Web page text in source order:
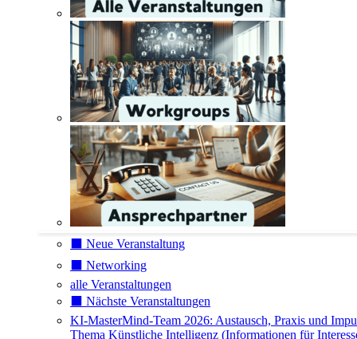
⬛️ Neue Veranstaltung
⬛️ Networking
alle Veranstaltungen
⬛️ Nächste Veranstaltungen
KI-MasterMind-Team 2026: Austausch, Praxis und
Thema Künstliche Intelligenz (Informationen für